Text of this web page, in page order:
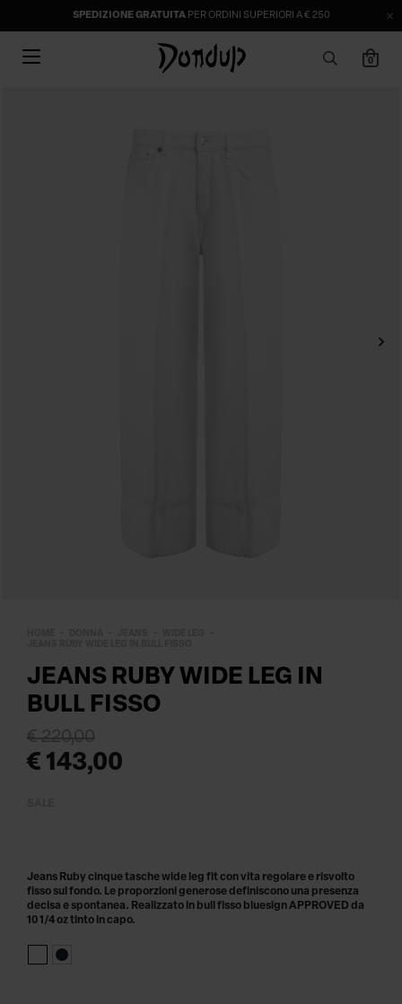
SPEDIZIONE GRATUITAPER ORDINI SUPERIORI A € 250
0
JEANS RUBY WIDE LEG IN
BULL FISSO
€ 143,00
€ 220,00
Jeans Ruby cinque tasche wide leg fit con vita regolare e risvolto
fisso sul fondo. Le proporzioni generose definiscono una presenza
decisa e spontanea. Realizzato in bull fisso bluesign APPROVED da
10 1/4 oz tinto in capo.